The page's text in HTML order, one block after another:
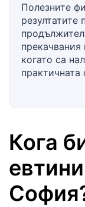
Полезните
резултатите
когато са
практичната
Кога
евтини
София